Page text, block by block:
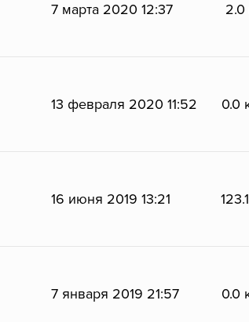
7 марта 2020 12:37 2.0
13 февраля 2020 11:52 0.0
16 июня 2019 13:21
7 января 2019 21:57 0.0